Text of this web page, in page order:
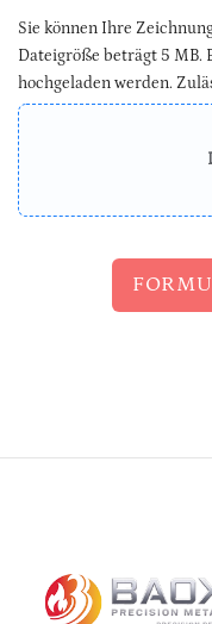
Sie können Ihre
Dateigröße beträgt 5 MB.
hochgeladen werden.